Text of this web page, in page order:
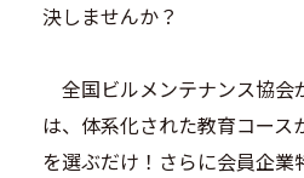
決しませんか？
全国ビルメンテナンス協会
は、体系化された教育コース
を選ぶだけ！さらに会員企業